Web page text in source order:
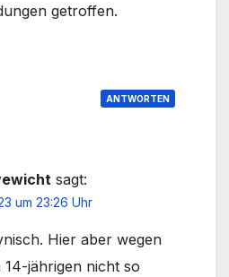
getroffen.
ANTWORTEN
sagt:
um 23:26 Uhr
Hier aber wegen
14-jährigen nicht so